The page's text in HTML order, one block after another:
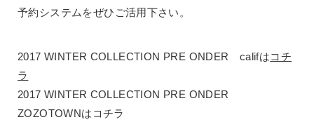
予約システムをぜひご活用下さい。
2017 WINTER COLLECTION PRE ONDER califはコチ
ラ
2017 WINTER COLLECTION PRE ONDER
ZOZOTOWNはコチラ